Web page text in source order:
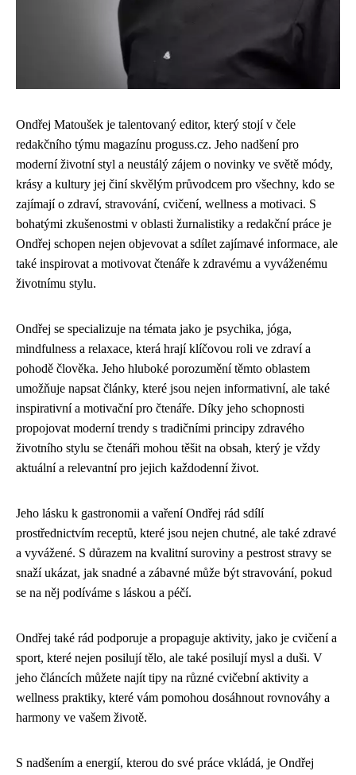
Ondřej Matoušek je talentovaný editor, který stojí v čele
redakčního týmu magazínu proguss.cz. Jeho nadšení pro
moderní životní styl a neustálý zájem o novinky ve světě módy,
krásy a kultury jej činí skvělým průvodcem pro všechny, kdo se
zajímají o zdraví, stravování, cvičení, wellness a motivaci. S
bohatými zkušenostmi v oblasti žurnalistiky a redakční práce je
Ondřej schopen nejen objevovat a sdílet zajímavé informace, ale
také inspirovat a motivovat čtenáře k zdravému a vyváženému
životnímu stylu.
Ondřej se specializuje na témata jako je psychika, jóga,
mindfulness a relaxace, která hrají klíčovou roli ve zdraví a
pohodě člověka. Jeho hluboké porozumění těmto oblastem
umožňuje napsat články, které jsou nejen informativní, ale také
inspirativní a motivační pro čtenáře. Díky jeho schopnosti
propojovat moderní trendy s tradičními principy zdravého
životního stylu se čtenáři mohou těšit na obsah, který je vždy
aktuální a relevantní pro jejich každodenní život.
Jeho lásku k gastronomii a vaření Ondřej rád sdílí
prostřednictvím receptů, které jsou nejen chutné, ale také zdravé
a vyvážené. S důrazem na kvalitní suroviny a pestrost stravy se
snaží ukázat, jak snadné a zábavné může být stravování, pokud
se na něj podíváme s láskou a péčí.
Ondřej také rád podporuje a propaguje aktivity, jako je cvičení a
sport, které nejen posilují tělo, ale také posilují mysl a duši. V
jeho článcích můžete najít tipy na různé cvičební aktivity a
wellness praktiky, které vám pomohou dosáhnout rovnováhy a
harmony ve vašem životě.
S nadšením a energií, kterou do své práce vkládá, je Ondřej